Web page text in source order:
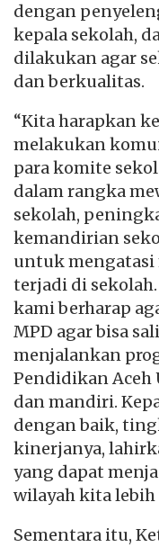
dengan
kepala sekolah,
dilakukan agar
dan berkualitas.
“Kita harapkan
melakukan
para komite
dalam rangka
sekolah,
kemandirian
untuk mengatasi
terjadi di
kami berharap
MPD agar bisa
menjalankan
Pendidikan Aceh
dan mandiri.
dengan baik,
kinerjanya,
yang dapat
wilayah kita lebih
Sementara itu,